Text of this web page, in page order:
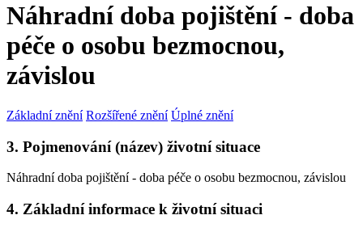
Náhradní doba pojištění - doba
péče o osobu bezmocnou,
závislou
Základní znění Rozšířené znění Úplné znění
3. Pojmenování (název) životní situace
Náhradní doba pojištění - doba péče o osobu bezmocnou, závislou
4. Základní informace k životní situaci